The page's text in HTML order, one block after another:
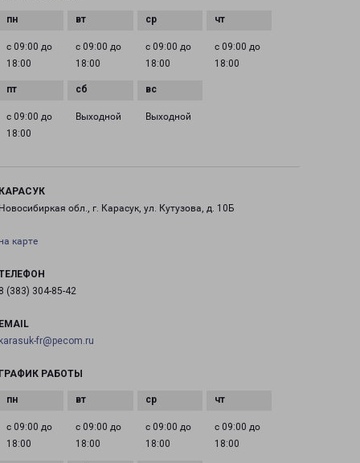
с 09:00 до
18:00
с 09:00 до
18:00
с 09:00 до
18:00
с 09:00 до
18:00
с 09:00 до
18:00
Выходной Выходной
обл., г. Карасук, ул. Кутузова, д. 10Б
карте
(383) 304-85-42
fr@pecom.ru
РАБОТЫ
с 09:00 до
18:00
с 09:00 до
18:00
с 09:00 до
18:00
с 09:00 до
18:00